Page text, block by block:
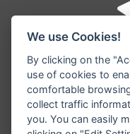
We use Cookies!
By clicking on the
use of cookies to
comfortable
collect traffic
you. You can easily